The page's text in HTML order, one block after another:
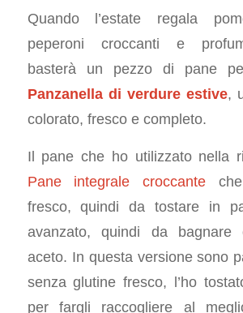
Quando l’estate regala
peperoni croccanti e
basterà un pezzo di pane
Panzanella di verdure estive,
colorato, fresco e completo.
Il pane che ho utilizzato nella
Pane integrale croccante
fresco, quindi da tostare in
avanzato, quindi da
aceto. In questa versione sono
senza glutine fresco, l’ho
per fargli raccogliere al